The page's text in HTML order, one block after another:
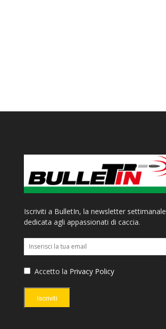
Iscriviti a BulletIn, la newsletter settimanale
dedicata agli appassionati di caccia.
Accetto la Privacy Policy
Iscriviti